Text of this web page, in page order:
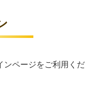
ンページをご利用くだ